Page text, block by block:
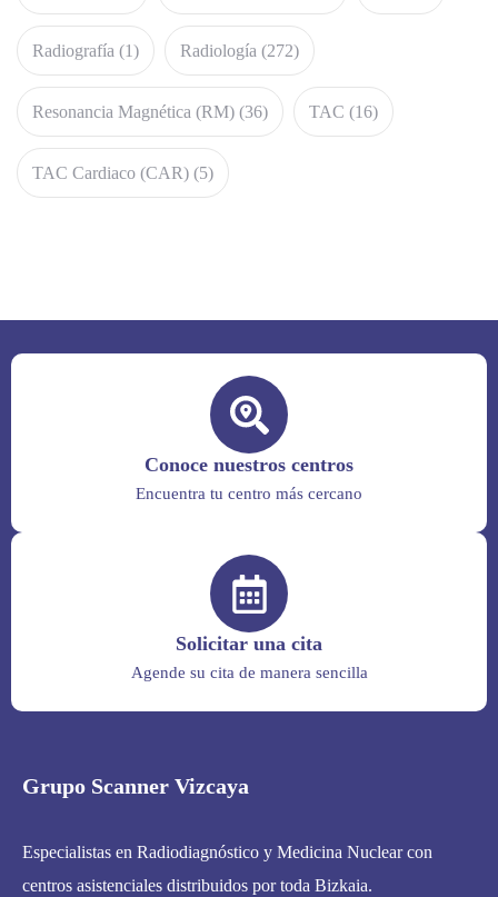
Radiografía (1) Radiología (272)
Resonancia Magnética (RM) (36) TAC (16)
TAC Cardiaco (CAR) (5)
Conoce nuestros centros
Encuentra tu centro más cercano
Solicitar una cita
Agende su cita de manera sencilla
Grupo Scanner Vizcaya
Especialistas en Radiodiagnóstico y Medicina Nuclear con
centros asistenciales distribuidos por toda Bizkaia.